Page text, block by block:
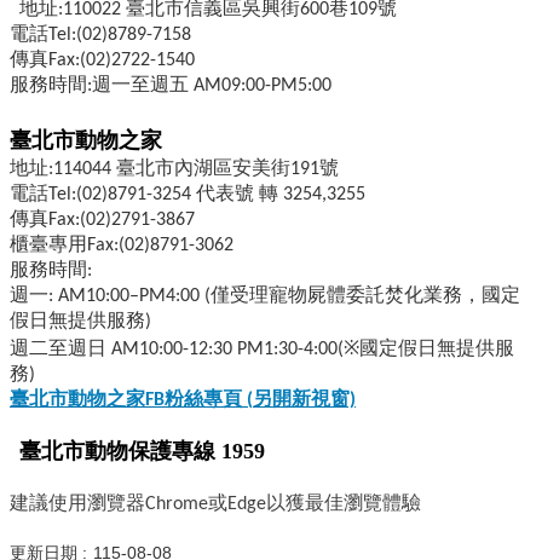
地址:110022 臺北市信義區吳興街600巷109號
電話Tel:(02)8789-7158
傳真Fax:(02)2722-1540
服務時間:週一至週五 AM09:00-PM5:00
臺北市動物之家
地址:114044 臺北市內湖區安美街191號
電話Tel:(02)8791-3254 代表號 轉 3254,3255
傳真Fax:(02)2791-3867
櫃臺專用Fax:(02)8791-3062
服務時間:
週一: AM10:00–PM4:00 (僅受理寵物屍體委託焚化業務，國定
假日無提供服務)
週二至週日 AM10:00-12:30 PM1:30-4:00(※國定假日無提供服
務)
臺北市動物之家FB粉絲專頁 (另開新視窗)
臺北市動物保護專線 1959
建議使用瀏覽器Chrome或Edge以獲最佳瀏覽體驗
更新日期 115-08-08